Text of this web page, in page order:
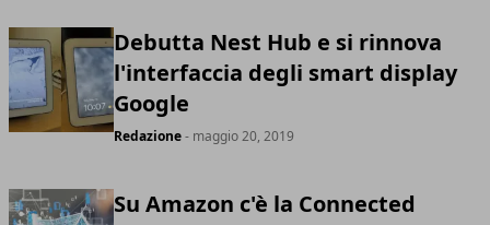
Debutta Nest Hub e si rinnova
l'interfaccia degli smart display
Google
Redazione- maggio 20, 2019
Su Amazon c'è la Connected